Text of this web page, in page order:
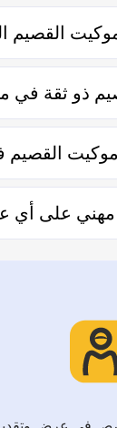
القصيم من
القصيم
القصيم وفقاً
ذو ثقة في
اطلب مهني ذو
القصيم
في موقعنا
زيارة لهم.
على أي